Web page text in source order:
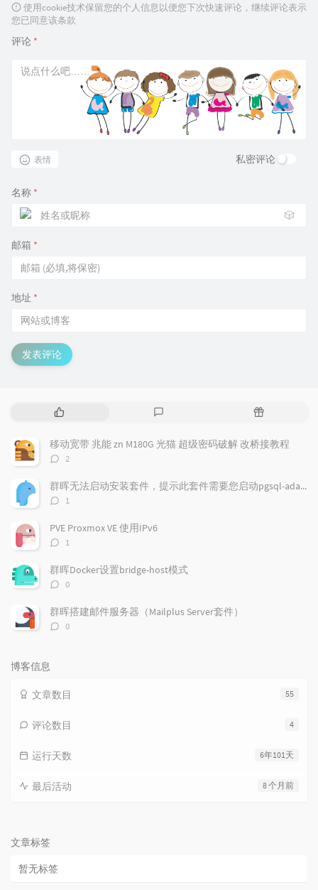
使用cookie技术保留您的个人信息以便您下次快速评论，继续评论表示
您已同意该条款
评论 *
表情 私密评论
名称 *
🎲
邮箱 *
地址 *
发表评论
热
文
章
评
论
随
文
章
移动宽带 兆能 zn M180G 光猫 超级密码破解 改桥接教程
评
数：
2
群晖无法启动安装套件，提示此套件需要您启动pgsql-adapter.service
评
数：
1
PVE Proxmox VE 使用IPv6
评
数：
1
群晖Docker设置bridge-host模式
评
数：
0
群晖搭建邮件服务器（Mailplus Server套件）
评
0
博客信息
55
文章数目
4
评论数目
6年101天
运行天数
8 个月前
最后活动
文章标签
暂无标签